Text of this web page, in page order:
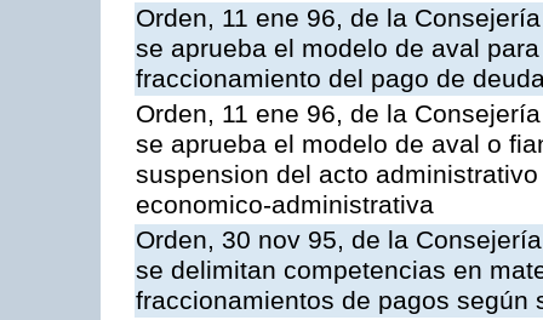
Orden, 11 ene 96, de la
se aprueba el modelo de aval
fraccionamiento del pago de
Orden, 11 ene 96, de la
se aprueba el modelo de aval o
suspension del acto
economico-administrativa
Orden, 30 nov 95, de la
se delimitan competencias en
fraccionamientos de pagos según